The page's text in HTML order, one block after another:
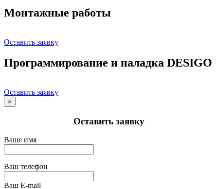
Монтажные работы
Оставить заявку
Программирование и наладка DESIGO
Оставить заявку
×
Оставить заявку
Ваше имя
Ваш телефон
Ваш E-mail